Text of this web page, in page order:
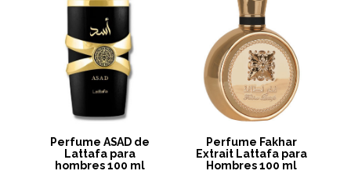
Perfume ASAD de
Lattafa para
hombres 100 ml
Perfume Fakhar
Extrait Lattafa para
Hombres 100 ml